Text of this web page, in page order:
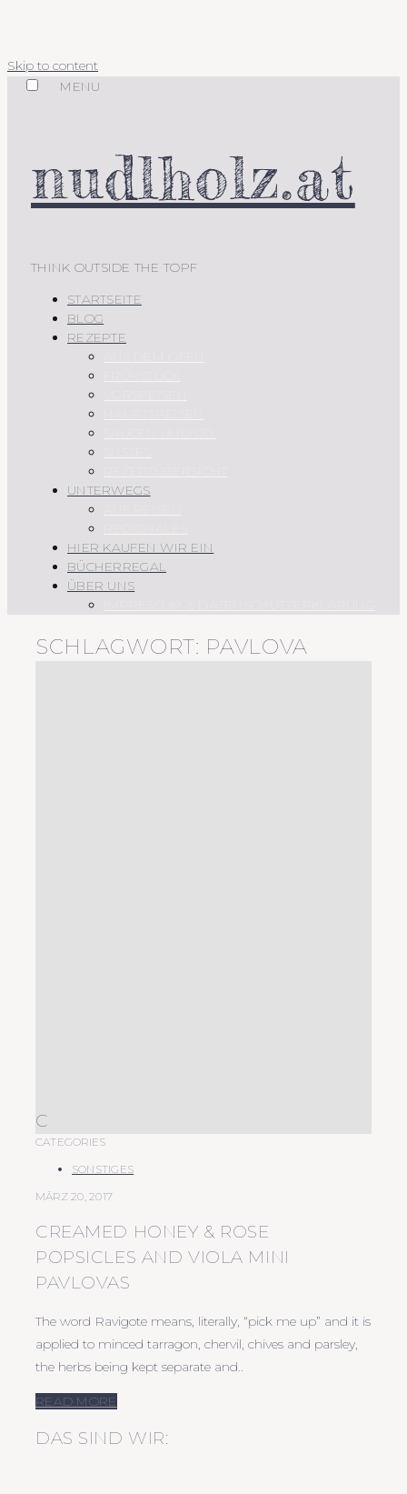
Skip to content
MENU
nudlholz.at
THINK OUTSIDE THE TOPF
STARTSEITE
BLOG
REZEPTE
UNTERWEGS
HIER KAUFEN WIR EIN
BÜCHERREGAL
ÜBER UNS
SCHLAGWORT: PAVLOVA
C
CATEGORIES
SONSTIGES
MÄRZ 20, 2017
CREAMED HONEY & ROSE
POPSICLES AND VIOLA MINI
PAVLOVAS
The word Ravigote means, literally, “pick me up” and it is
applied to minced tarragon, chervil, chives and parsley,
the herbs being kept separate and..
READ MORE
DAS SIND WIR: